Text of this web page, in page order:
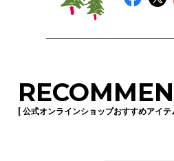
[ 公式オンラインショップおすすめアイテ